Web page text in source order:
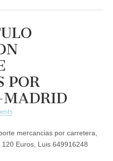
POR
MADRID
mercancias por carretera,
Euros, Luis 649916248